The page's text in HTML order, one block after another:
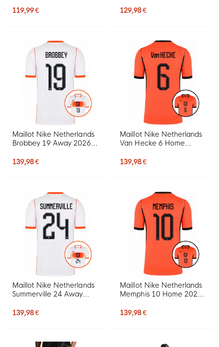
Noir
119,99 €
Enfants, noir et orange
129,98 €
Maillot Nike Netherlands
Brobbey 19 Away 2026-
139,98 €
Maillot Nike Netherlands
Van Hecke 6 Home
139,98 €
Maillot Nike Netherlands
Summerville 24 Away
139,98 €
Maillot Nike Netherlands
Memphis 10 Home 2026-
139,98 €